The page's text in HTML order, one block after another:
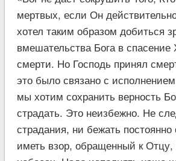
мертвых, если Он
хотел таким образом добиться
вмешательства Бога в спасение
смерти. Но Господь принял
это было связано с
мы хотим сохранить верность
страдать. Это неизбежно. Не
страдания, ни бежать постоянно
иметь взор, обращенный к